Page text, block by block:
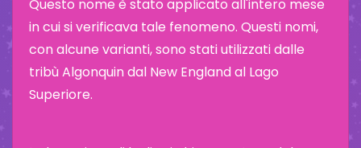
Questo nome è stato applicato all'intero mese
in cui si verificava tale fenomeno. Questi nomi,
con alcune varianti, sono stati utilizzati dalle
tribù Algonquin dal New England al Lago
Superiore.